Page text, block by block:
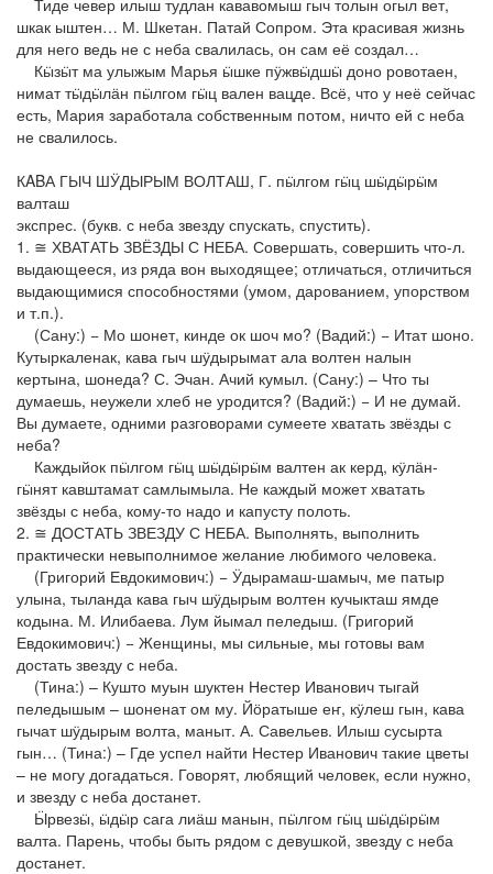
Тиде чевер илыш тудлан кававомыш гыч толын огыл вет,
шкак ыштен… М. Шкетан. Патай Сопром. Эта красивая жизнь
для него ведь не с неба свалилась, он сам её создал…
Кӹзӹт ма улыжым Марья ӹшке пӱжвӹдшӹ доно ровотаен,
нимат тӹдӹлӓн пӹлгом гӹц вален вацде. Всё, что у неё сейчас
есть, Мария заработала собственным потом, ничто ей с неба
не свалилось.
КABА ГЫЧ ШӰДЫРЫМ ВОЛТАШ, Г. пӹлгом гӹц шӹдӹрӹм
валташ
экспрес. (букв. с неба звезду спускать, спустить).
1. ≅ ХВАТАТЬ ЗВЁЗДЫ С НЕБА. Совершать, совершить что-л.
выдающееся, из ряда вон выходящее; отличаться, отличиться
выдающимися способностями (умом, дарованием, упорством
и т.п.).
(Сану:) − Мо шонет, кинде ок шоч мо? (Вадий:) − Итат шоно.
Кутыркаленак, кава гыч шӱдырымат ала волтен налын
кертына, шонеда? С. Эчан. Ачий кумыл. (Сану:) – Что ты
думаешь, неужели хлеб не уродится? (Вадий:) − И не думай.
Вы думаете, одними разговорами сумеете хватать звёзды с
неба?
Каждыйок пӹлгом гӹц шӹдӹрӹм валтен ак керд, кӱлӓн-
гӹнят кавштамат самлымыла. Не каждый может хватать
звёзды с неба, кому-то надо и капусту полоть.
2. ≅ ДОСТАТЬ ЗВЕЗДУ С НЕБА. Выполнять, выполнить
практически невыполнимое желание любимого человека.
(Григорий Евдокимович:) − Ӱдырамаш-шамыч, ме патыр
улына, тыланда кава гыч шӱдырым волтен кучыкташ ямде
кодына. М. Илибаева. Лум йымал пеледыш. (Григорий
Евдокимович:) − Женщины, мы сильные, мы готовы вам
достать звезду с неба.
(Тина:) – Кушто муын шуктен Нестер Иванович тыгай
пеледышым – шоненат ом му. Йӧратыше еҥ, кӱлеш гын, кава
гычат шӱдырым волта, маныт. А. Савельев. Илыш сусырта
гын… (Тина:) – Где успел найти Нестер Иванович такие цветы
– не могу догадаться. Говорят, любящий человек, если нужно,
и звезду с неба достанет.
Ӹрвезӹ, ӹдӹр сага лиӓш манын, пӹлгом гӹц шӹдӹрӹм
валта. Парень, чтобы быть рядом с девушкой, звезду с неба
достанет.